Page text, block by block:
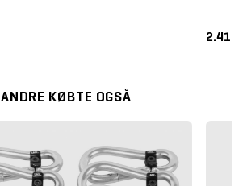
2.410
ANDRE KØBTE OGSÅ